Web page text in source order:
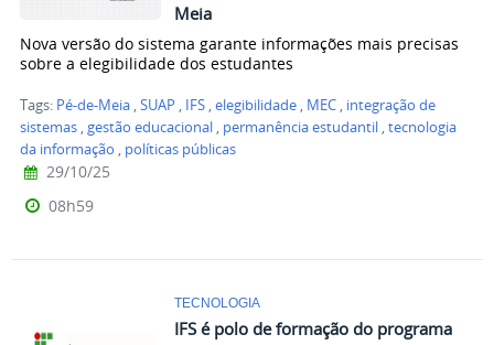
Meia
Nova versão do sistema garante informações mais precisas
sobre a elegibilidade dos estudantes
Tags: Pé-de-Meia,SUAP , IFS,elegibilidade, MEC, integração de
sistemas,gestão educacional, permanência estudantil,tecnologia
da informação , políticas públicas
29/10/25
08h59
TECNOLOGIA
IFS é polo de formação do programa